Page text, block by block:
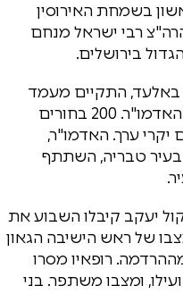
בשמחת האירוסין
רבי ישראל מנחם
בירושלים.
באלעד, התקיים מעמד
סיום כמה מסכתות, בהשתתפות האדמו"ר. 200 בחורים
יקרי ערך. האדמו"ר,
טבריה, השתתף
יעקב קיבלו השבוע את
של ראש הישיבה הגאון
רופאיו מסרו
ומצבו משתפר. בני